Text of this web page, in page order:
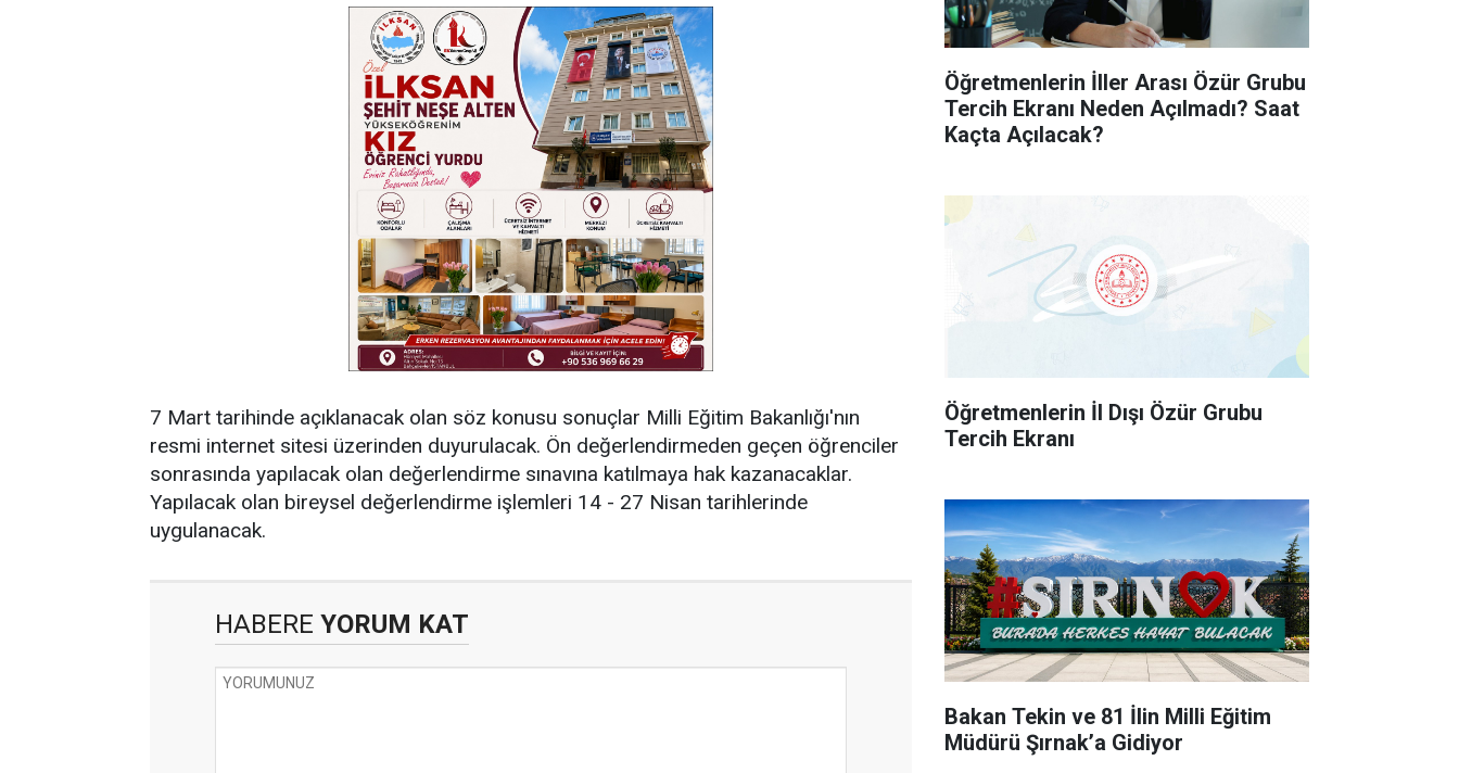
7 Mart tarihinde açıklanacak olan söz konusu sonuçlar Milli Eğitim Bakanlığı'nın
resmi internet sitesi üzerinden duyurulacak. Ön değerlendirmeden geçen öğrenciler
sonrasında yapılacak olan değerlendirme sınavına katılmaya hak kazanacaklar.
Yapılacak olan bireysel değerlendirme işlemleri 14 - 27 Nisan tarihlerinde
uygulanacak.
HABERE YORUM KAT
Öğretmenlerin İller Arası Özür Grubu
Tercih Ekranı Neden Açılmadı? Saat
Kaçta Açılacak?
Öğretmenlerin İl Dışı Özür Grubu
Tercih Ekranı
Bakan Tekin ve 81 İlin Milli Eğitim
Müdürü Şırnak’a Gidiyor